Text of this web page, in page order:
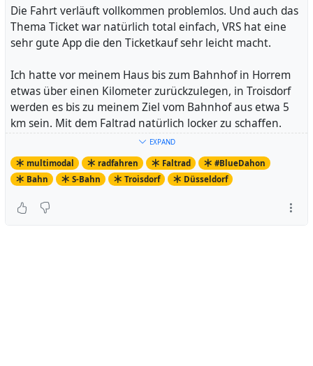
Die Fahrt verläuft vollkommen problemlos. Und auch das
Thema Ticket war natürlich total einfach, VRS hat eine
sehr gute App die den Ticketkauf sehr leicht macht.
Ich hatte vor meinem Haus bis zum Bahnhof in Horrem
etwas über einen Kilometer zurückzulegen, in Troisdorf
werden es bis zu meinem Ziel vom Bahnhof aus etwa 5
km sein. Mit dem Faltrad natürlich locker zu schaffen.
Das Wetter spielt heute morgen mit, deswegen
vollkommen easy.
Bin gespannt auf heute Nachmittag, dann wird es etwas
weiter und auch mit einem Umstieg auf jeden Fall etwas
EXPAND
multimodal radfahren Faltrad
#BlueDahon
Bahn
S-Bahn Troisdorf Düsseldorf